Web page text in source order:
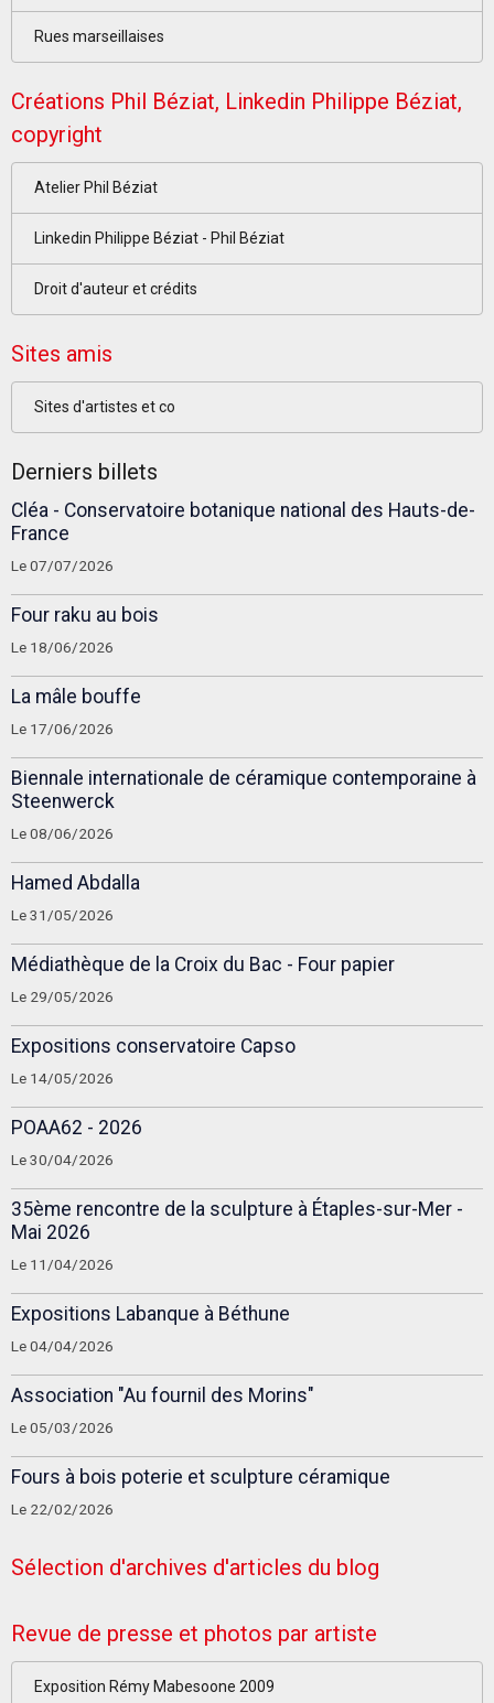
Rues marseillaises
Créations Phil Béziat, Linkedin Philippe Béziat,
copyright
Atelier Phil Béziat
Linkedin Philippe Béziat - Phil Béziat
Droit d'auteur et crédits
Sites amis
Sites d'artistes et co
Derniers billets
Cléa - Conservatoire botanique national des Hauts-de-
France
Le 07/07/2026
Four raku au bois
Le 18/06/2026
La mâle bouffe
Le 17/06/2026
Biennale internationale de céramique contemporaine à
Steenwerck
Le 08/06/2026
Hamed Abdalla
Le 31/05/2026
Médiathèque de la Croix du Bac - Four papier
Le 29/05/2026
Expositions conservatoire Capso
Le 14/05/2026
POAA62 - 2026
Le 30/04/2026
35ème rencontre de la sculpture à Étaples-sur-Mer -
Mai 2026
Le 11/04/2026
Expositions Labanque à Béthune
Le 04/04/2026
Association "Au fournil des Morins"
Le 05/03/2026
Fours à bois poterie et sculpture céramique
Le 22/02/2026
Sélection d'archives d'articles du blog
Revue de presse et photos par artiste
Exposition Rémy Mabesoone 2009